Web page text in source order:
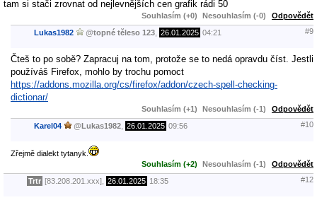
tam si stači zrovnat od nejlevnějších cen grafik rádi 50
Souhlasím (+0) Nesouhlasím (-0) Odpovědět
Lukas1982 @topné těleso 123 26.01.2025 04:21 #9
Čteš to po sobě? Zapracuj na tom, protože se to nedá opravdu číst. Jestli
používáš Firefox, mohlo by trochu pomoct
https://addons.mozilla.org/cs/firefox/addon/czech-spell-checking-
dictionar/
Souhlasím (+1) Nesouhlasím (-1) Odpovědět
Karel04 @Lukas1982 26.01.2025 09:56 #10
Zřejmě dialekt tytanyk.
Souhlasím (+2)
Nesouhlasím (-1) Odpovědět
Trtr [83.208.201.xxx], 26.01.2025 18:35 #12